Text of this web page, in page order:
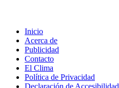
Inicio
Acerca de
Publicidad
Contacto
El Clima
Política de Privacidad